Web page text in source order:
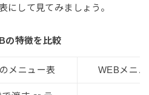
にして見てみましょう。
の特徴を比較
メニュー表 WEBメニ